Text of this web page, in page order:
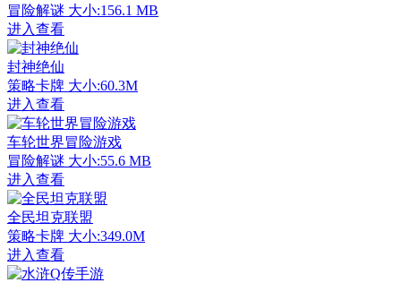
冒险解谜 大小:156.1 MB
进入查看
封神绝仙
策略卡牌 大小:60.3M
进入查看
车轮世界冒险游戏
冒险解谜 大小:55.6 MB
进入查看
全民坦克联盟
策略卡牌 大小:349.0M
进入查看